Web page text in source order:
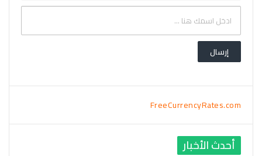
FreeCurrencyRates.com
أحدث الأخبار